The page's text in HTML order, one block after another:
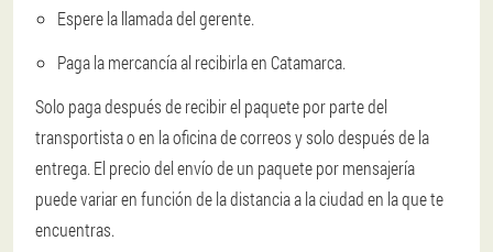
Espere la llamada del gerente.
Paga la mercancía al recibirla en Catamarca.
Solo paga después de recibir el paquete por parte del
transportista o en la oficina de correos y solo después de la
entrega. El precio del envío de un paquete por mensajería
puede variar en función de la distancia a la ciudad en la que te
encuentras.